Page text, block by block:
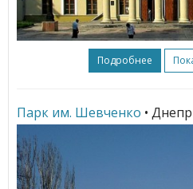
Подробнее
Парк им. Шевченко • Днепр